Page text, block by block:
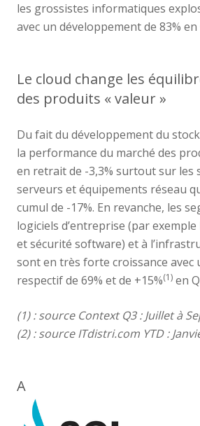
les grossistes informatiques
avec un développement de 83% en
Le cloud change les
des produits « valeur »
Du fait du développement du
la performance du marché des
en retrait de -3,3% surtout sur les
serveurs et équipements réseau
cumul de -17%. En revanche, les
logiciels d’entreprise (par
et sécurité software) et à
sont en très forte croissance avec
respectif de 69% et de +15%(1) en
(1) : source Context Q3 : Juillet à
(2) : source ITdistri.com YTD :
A